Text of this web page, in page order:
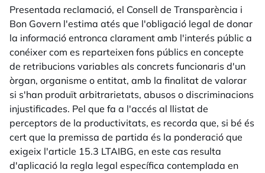
Presentada reclamació, el Consell de Transparència i
Bon Govern l'estima atés que l'obligació legal de donar
la informació entronca clarament amb l'interés públic a
conéixer com es reparteixen fons públics en concepte
de retribucions variables als concrets funcionaris d'un
òrgan, organisme o entitat, amb la finalitat de valorar
si s'han produït arbitrarietats, abusos o discriminacions
injustificades. Pel que fa a l'accés al llistat de
perceptors de la productivitats, es recorda que, si bé és
cert que la premissa de partida és la ponderació que
exigeix l'article 15.3 LTAIBG, en este cas resulta
d'aplicació la regla legal específica contemplada en